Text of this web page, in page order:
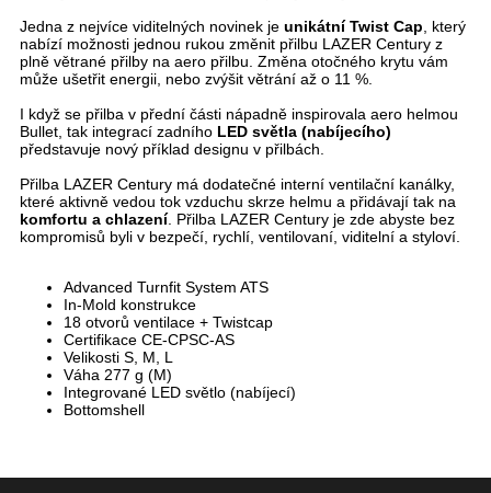
Jedna z nejvíce viditelných novinek je unikátní Twist Cap, který
nabízí možnosti jednou rukou změnit přilbu LAZER Century z
plně větrané přilby na aero přilbu. Změna otočného krytu vám
může ušetřit energii, nebo zvýšit větrání až o 11 %.
I když se přilba v přední části nápadně inspirovala aero helmou
Bullet, tak integrací zadního LED světla (nabíjecího)
představuje nový příklad designu v přilbách.
Přilba LAZER Century má dodatečné interní ventilační kanálky,
které aktivně vedou tok vzduchu skrze helmu a přidávají tak na
komfortu a chlazení. Přilba LAZER Century je zde abyste bez
kompromisů byli v bezpečí, rychlí, ventilovaní, viditelní a styloví.
Advanced Turnfit System ATS
In-Mold konstrukce
18 otvorů ventilace + Twistcap
Certifikace CE-CPSC-AS
Velikosti S, M, L
Váha 277 g (M)
Integrované LED světlo (nabíjecí)
Bottomshell